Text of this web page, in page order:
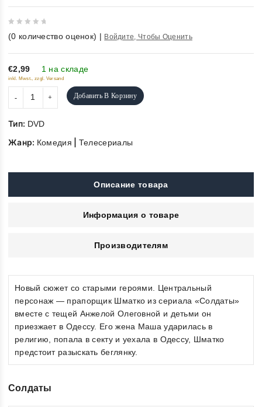
out
of
5
(0 количество оценок) | Войдите, Чтобы Оценить
€2,99 1 на складе
inkl. Mwst., zzgl. Versand
Добавить В Корзину
Тип: DVD
Жанр: Комедия Телесериалы
Описание товара
Информация о товаре
Производителям
Новый сюжет со старыми героями. Центральный
персонаж — прапорщик Шматко из сериала «Солдаты»
вместе с тещей Анжелой Олеговной и детьми он
приезжает в Одессу. Его жена Маша ударилась в
религию, попала в секту и уехала в Одессу, Шматко
предстоит разыскать беглянку.
Солдаты